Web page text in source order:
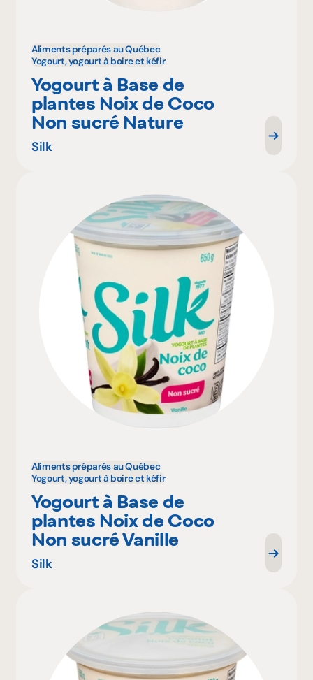
Aliments préparés au Québec
Yogourt, yogourt à boire et kéfir
Yogourt à Base de
plantes Noix de Coco
Non sucré Nature
Silk
Aliments préparés au Québec
Yogourt, yogourt à boire et kéfir
Yogourt à Base de
plantes Noix de Coco
Non sucré Vanille
Silk